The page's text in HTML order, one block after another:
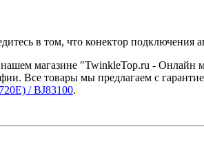
в том, что конектор подключения
магазине "TwinkleTop.ru - Онлайн
Все товары мы предлагаем с
/ BJ83100.